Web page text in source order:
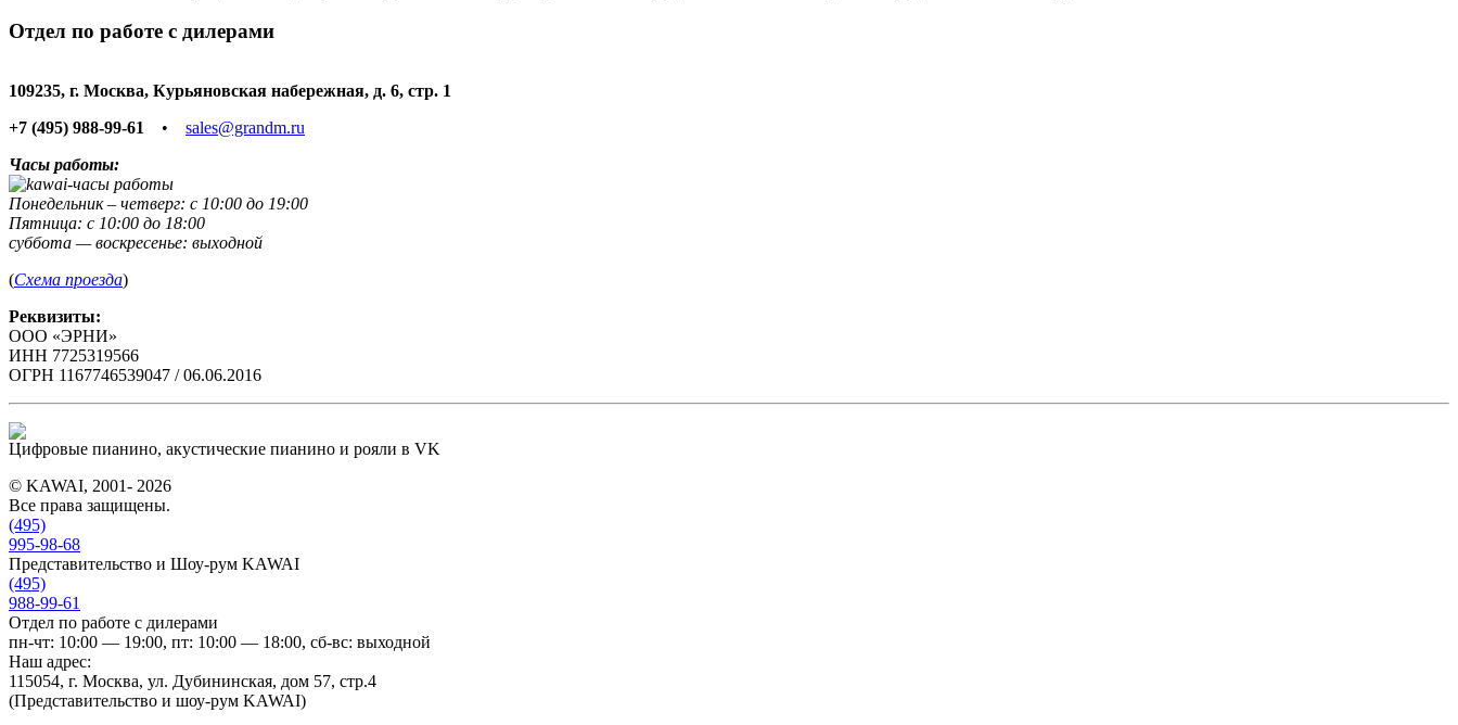
Отдел по работе с дилерами
109235, г. Москва, Курьяновская набережная, д. 6, стр. 1
+7 (495) 988-99-61
• sales@grandm.ru
Часы работы:
Понедельник – четверг: с 10:00 до 19:00
Пятница: с 10:00 до 18:00
суббота — воскресенье: выходной
(Схема проезда)
Реквизиты:
ООО «ЭРНИ»
ИНН 7725319566
ОГРН 1167746539047 / 06.06.2016
Цифровые пианино, акустические пианино и рояли в VK
© KAWAI, 2001- 2026
Все права защищены.
(495)
995-98-68
Представительство и Шоу-рум KAWAI
(495)
988-99-61
Отдел по работе с дилерами
пн-чт: 10:00 — 19:00, пт: 10:00 — 18:00, сб-вс: выходной
Наш адрес:
115054, г. Москва, ул. Дубининская, дом 57, стр.4
(Представительство и шоу-рум KAWAI)